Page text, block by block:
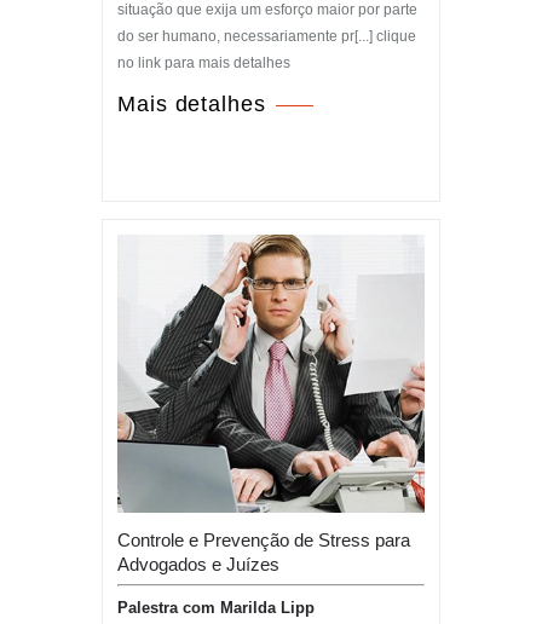
situação que exija um esforço maior por parte
do ser humano, necessariamente pr[...] clique
no link para mais detalhes
Mais detalhes
Controle e Prevenção de Stress para
Advogados e Juízes
Palestra com Marilda Lipp